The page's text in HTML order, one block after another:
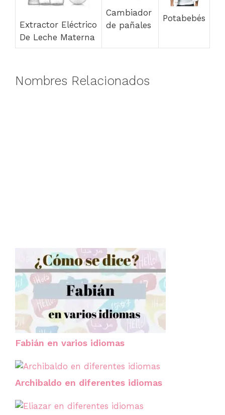
Extractor Eléctrico
De Leche Materna
Cambiador
de pañales
Potabebés
Nombres Relacionados
Fabián en varios idiomas
Archibaldo en diferentes idiomas